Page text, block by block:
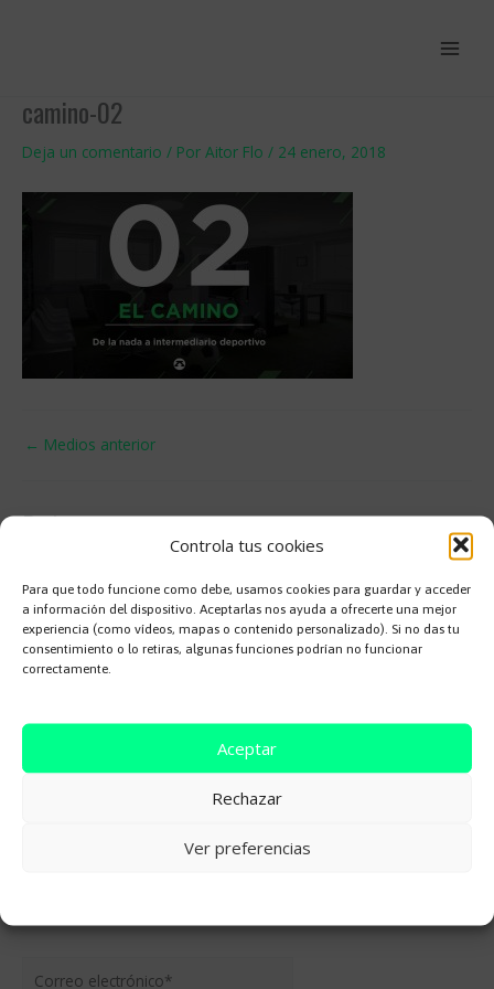
Controla tus cookies
Para que todo funcione como debe, usamos cookies para guardar y acceder
a información del dispositivo. Aceptarlas nos ayuda a ofrecerte una mejor
experiencia (como vídeos, mapas o contenido personalizado). Si no das tu
consentimiento o lo retiras, algunas funciones podrían no funcionar
correctamente.
Aceptar
Rechazar
Ver preferencias
camino-02
Deja un comentario / Por Aitor Flo / 24 enero, 2018
← Medios anterior
Deja una respuesta
Tu dirección de correo electrónico no será publicada.
Los campos
obligatorios están marcados con
Comentario*